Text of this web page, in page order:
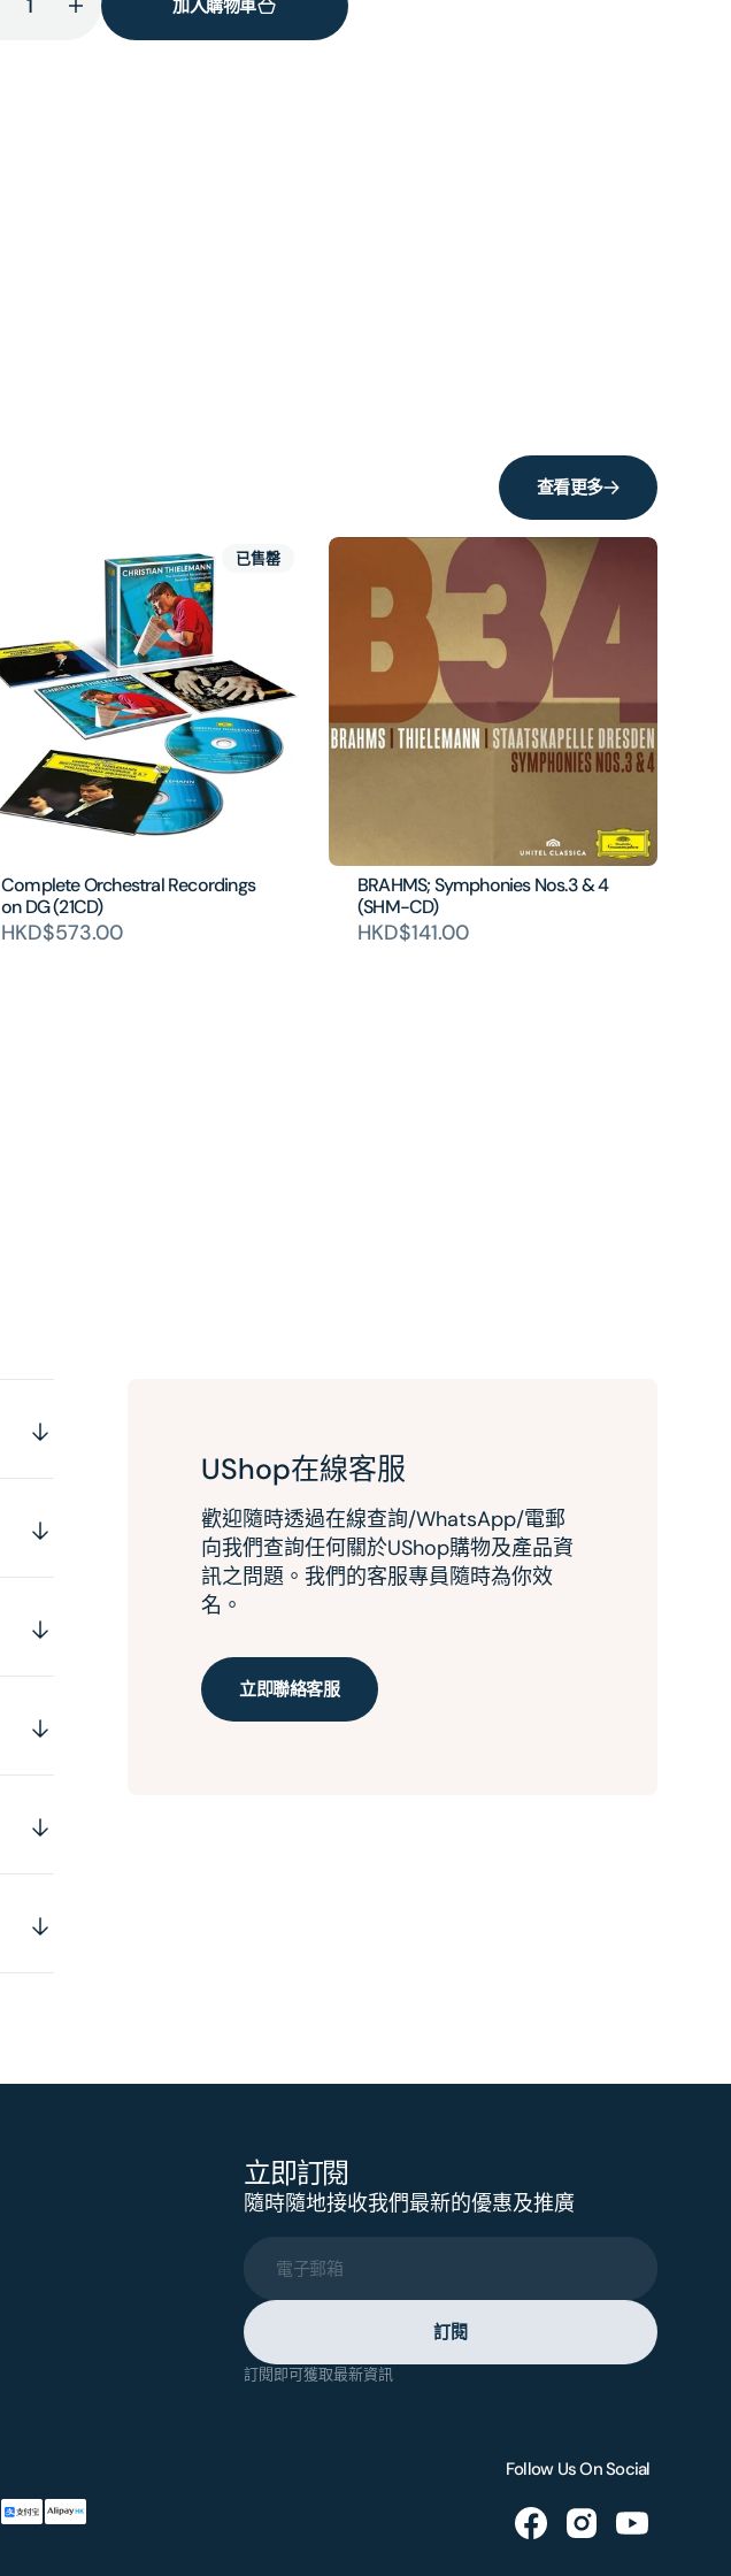
增
加入購物車
查看更多
Complete Orchestral Recordings
on DG (21CD)
HKD$573.00
已售罄
BRAHMS; Symphonies Nos.3 & 4
(SHM-CD)
HKD$141.00
UShop在線客服
歡迎隨時透過在線查詢/WhatsApp/電郵
向我們查詢任何關於UShop購物及產品資
訊之問題。我們的客服專員隨時為你效
名。
立即聯絡客服
立即訂閱
隨時隨地接收我們最新的優惠及推廣
電子郵箱
訂閱
訂閱即可獲取最新資訊
Follow Us On Social